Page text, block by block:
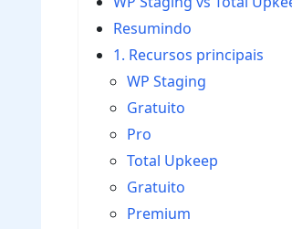
Resumindo
1. Recursos principais
WP Staging
Gratuito
Pro
Total Upkeep
Gratuito
Premium